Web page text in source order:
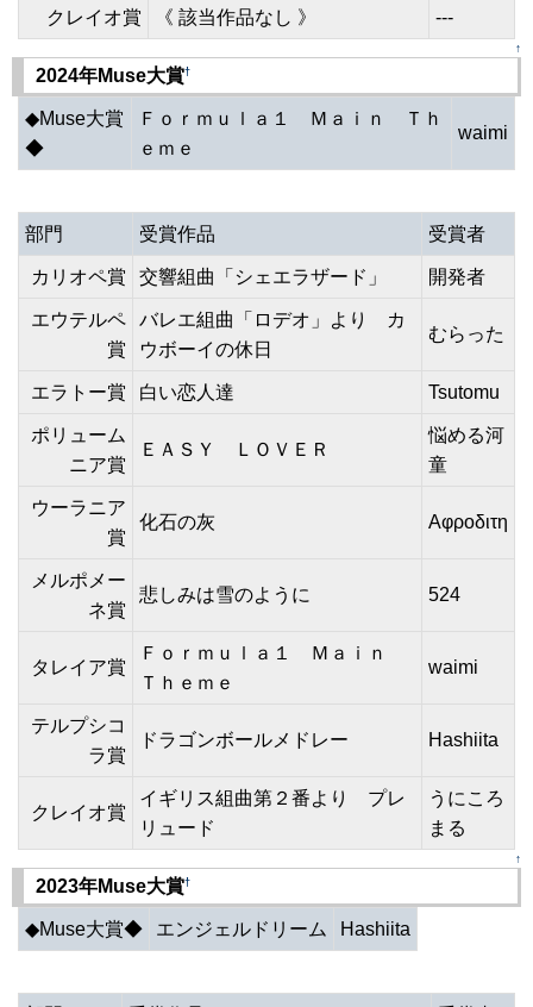
クレイオ賞 《 該当作品なし 》 ---
↑
2024年Muse大賞†
◆Muse大賞
◆
Ｆｏｒｍｕｌａ１ Ｍａｉｎ Ｔｈ
ｅｍｅ
waimi
部門 受賞作品 受賞者
カリオペ賞 交響組曲「シェエラザード」 開発者
エウテルペ
賞
バレエ組曲「ロデオ」より カ
ウボーイの休日
むらった
エラトー賞 白い恋人達 Tsutomu
ポリューム
ニア賞
ＥＡＳＹ ＬＯＶＥＲ
悩める河
童
ウーラニア
賞
化石の灰 Αφροδιτη
メルポメー
ネ賞
悲しみは雪のように 524
タレイア賞
Ｆｏｒｍｕｌａ１ Ｍａｉｎ
Ｔｈｅｍｅ
waimi
テルプシコ
ラ賞
ドラゴンボールメドレー Hashiita
クレイオ賞
イギリス組曲第２番より プレ
リュード
うにころ
まる
↑
2023年Muse大賞†
◆Muse大賞◆ エンジェルドリーム Hashiita